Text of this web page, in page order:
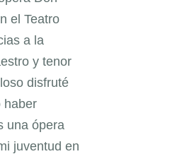
el Teatro
a la
y tenor
disfruté
haber
una ópera
juventud en